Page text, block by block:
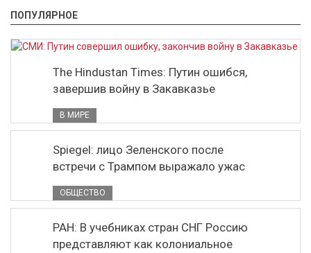
ПОПУЛЯРНОЕ
The Hindustan Times: Путин ошибся,
завершив войну в Закавказье
В МИРЕ
Spiegel: лицо Зеленского после
встречи с Трампом выражало ужас
ОБЩЕСТВО
РАН: В учебниках стран СНГ Россию
представляют как колониальное